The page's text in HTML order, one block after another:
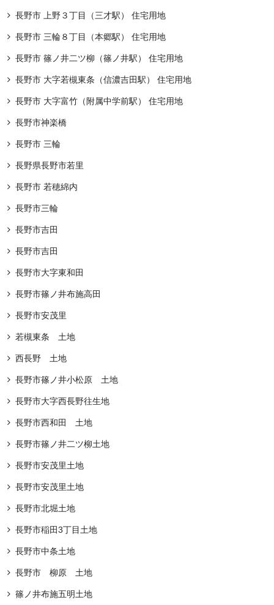
長野市 上野３丁目（三才駅） 住宅用地
長野市 三輪８丁目（本郷駅） 住宅用地
長野市 篠ノ井二ツ柳（篠ノ井駅） 住宅用地
長野市 大字若槻東条（信濃吉田駅） 住宅用地
長野市 大字富竹（附属中学前駅） 住宅用地
長野市神楽橋
長野市 三輪
長野県長野市若里
長野市 若穂綿内
長野市三輪
長野市吉田
長野市吉田
長野市大字東和田
長野市篠ノ井布施高田
長野市安茂里
若槻東条 土地
西長野 土地
⻑野市篠ノ井⼩松原 土地
長野市大字西長野往生地
長野市西和田 土地
長野市篠ノ井二ツ柳土地
長野市安茂里土地
長野市安茂里土地
長野市北堀土地
長野市稲田3丁目土地
長野市中条土地
長野市 柳原 土地
篠ノ井布施五明土地